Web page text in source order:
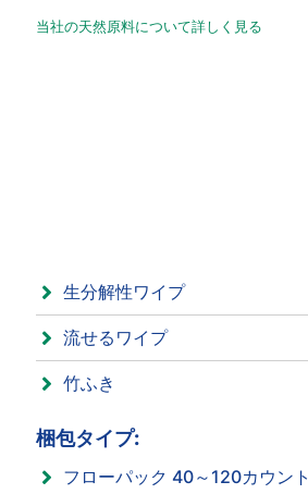
当社の天然原料について詳しく見る
生分解性ワイプ
流せるワイプ
竹ふき
梱包タイプ:
フローパック 40～120カウント